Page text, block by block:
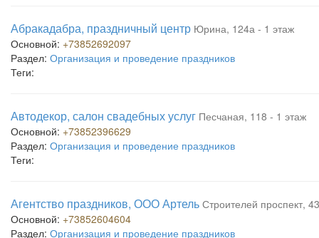
Абракадабра, праздничный центр Юрина, 124а - 1 этаж
Основной: +73852692097
Раздел: Организация и проведение праздников
Теги:
Автодекор, салон свадебных услуг Песчаная, 118 - 1 этаж
Основной: +73852396629
Раздел: Организация и проведение праздников
Теги:
Агентство праздников, ООО Артель Строителей проспект,
Основной: +73852604604
Раздел: Организация и проведение праздников